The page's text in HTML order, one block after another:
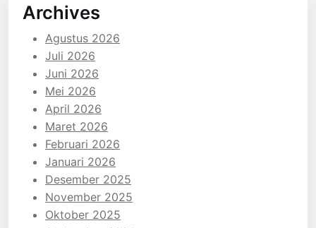
Archives
Agustus 2026
Juli 2026
Juni 2026
Mei 2026
April 2026
Maret 2026
Februari 2026
Januari 2026
Desember 2025
November 2025
Oktober 2025